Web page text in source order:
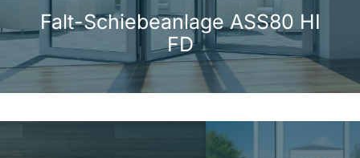
Falt-Schiebeanlage ASS80 HI
FD